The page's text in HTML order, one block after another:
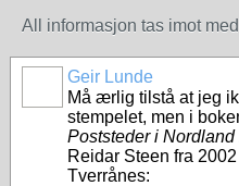
All informasjon tas imot
Geir Lunde
Må ærlig tilstå at jeg
stempelet, men i
Poststeder i
Reidar Steen fra
Tverrånes: